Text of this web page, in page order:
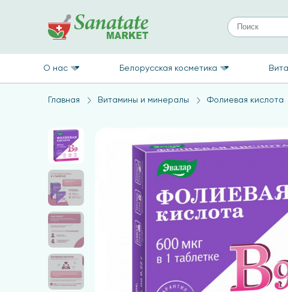
О нас Белорусская косметика
Главная Витамины и минералы Фолиевая кислота